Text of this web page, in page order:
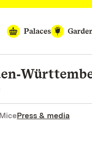
Palaces
MicePress & media